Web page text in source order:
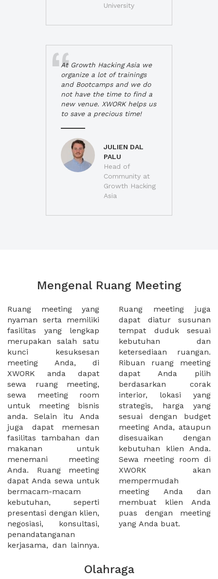
University
At Growth Hacking Asia we
organize a lot of trainings
and Bootcamps and we do
not have the time to find a
new venue. XWORK helps us
to save a precious time!
JULIEN DAL
PALU
Head of
Community at
Growth Hacking
Asia
Mengenal Ruang Meeting
Ruang meeting yang
nyaman serta memiliki
fasilitas yang lengkap
merupakan salah satu
kunci kesuksesan
meeting Anda, di
XWORK anda dapat
sewa ruang meeting,
sewa meeting room
untuk meeting bisnis
anda. Selain itu Anda
juga dapat memesan
fasilitas tambahan dan
makanan untuk
menemani meeting
Anda. Ruang meeting
dapat Anda sewa untuk
bermacam-macam
kebutuhan, seperti
presentasi dengan klien,
negosiasi, konsultasi,
penandatanganan
kerjasama, dan lainnya.
Ruang meeting juga
dapat diatur susunan
tempat duduk sesuai
kebutuhan dan
ketersediaan ruangan.
Ribuan ruang meeting
dapat Anda pilih
berdasarkan corak
interior, lokasi yang
strategis, harga yang
sesuai dengan budget
meeting Anda, ataupun
disesuaikan dengan
kebutuhan klien Anda.
Sewa meeting room di
XWORK akan
mempermudah
meeting Anda dan
membuat klien Anda
puas dengan meeting
yang Anda buat.
Olahraga